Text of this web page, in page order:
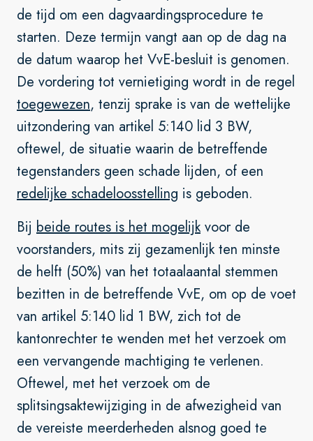
de tijd om een dagvaardingsprocedure te
starten. Deze termijn vangt aan op de dag na
de datum waarop het VvE-besluit is genomen.
De vordering tot vernietiging wordt in de regel
toegewezen, tenzij sprake is van de wettelijke
uitzondering van artikel 5:140 lid 3 BW,
oftewel, de situatie waarin de betreffende
tegenstanders geen schade lijden, of een
redelijke schadeloosstelling is geboden.
Bij beide routes is het mogelijkvoor de
voorstanders, mits zij gezamenlijk ten minste
de helft (50%) van het totaalaantal stemmen
bezitten in de betreffende VvE, om op de voet
van artikel 5:140 lid 1 BW, zich tot de
kantonrechter te wenden met het verzoek om
een vervangende machtiging te verlenen.
Oftewel, met het verzoek om de
splitsingsaktewijziging in de afwezigheid van
de vereiste meerderheden alsnog goed te